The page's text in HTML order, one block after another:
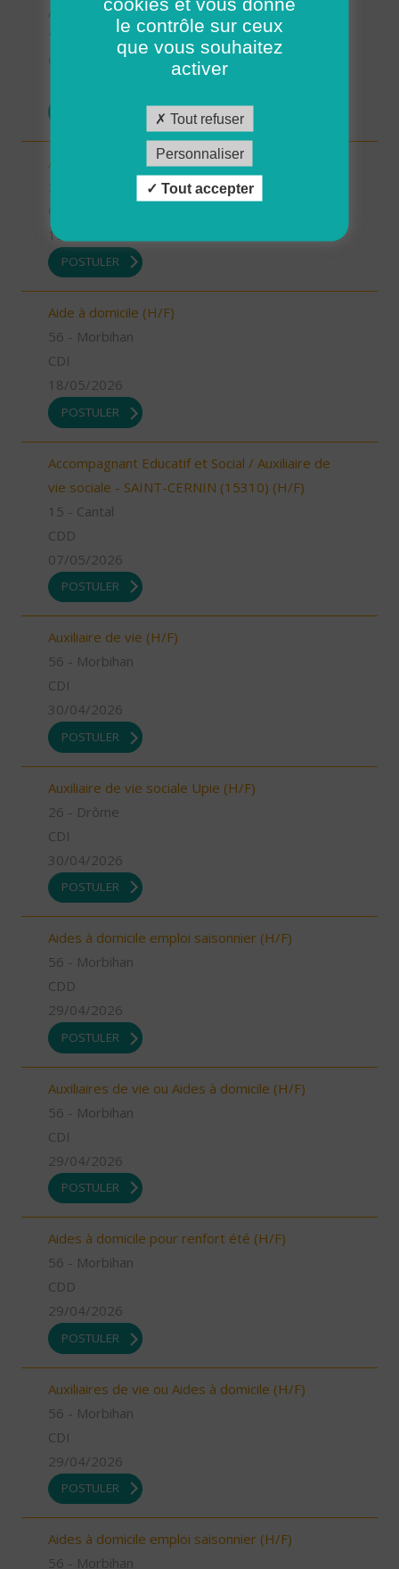
Auxiliaire de vie (H/F)
56 - Morbihan
Auxiliaire de vie (H/F)
19/05/2026
POSTULER
Aide à domicile (H/F)
56 - Morbihan
CDI
18/05/2026
POSTULER
Accompagnant Educatif et Social / Auxiliaire de
vie sociale - SAINT-CERNIN (15310) (H/F)
15 - Cantal
CDD
07/05/2026
POSTULER
Auxiliaire de vie (H/F)
56 - Morbihan
CDI
30/04/2026
POSTULER
Auxiliaire de vie sociale Upie (H/F)
26 - Drôme
CDI
30/04/2026
POSTULER
Aides à domicile emploi saisonnier (H/F)
56 - Morbihan
CDD
29/04/2026
POSTULER
Auxiliaires de vie ou Aides à domicile (H/F)
56 - Morbihan
CDI
29/04/2026
POSTULER
Aides à domicile pour renfort été (H/F)
56 - Morbihan
CDD
29/04/2026
POSTULER
Auxiliaires de vie ou Aides à domicile (H/F)
56 - Morbihan
CDI
29/04/2026
POSTULER
Aides à domicile emploi saisonnier (H/F)
56 - Morbihan
le contrôle sur ceux
que vous souhaitez
activer
Tout refuser
Personnaliser
Tout accepter